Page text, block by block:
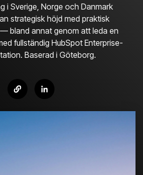
i Sverige, Norge och Danmark
strategisk höjd med praktisk
bland annat genom att leda en
fullständig HubSpot Enterprise-
Baserad i Göteborg.